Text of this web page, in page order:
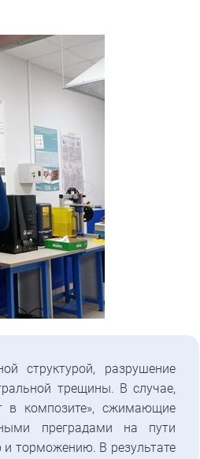
структурой, разрушение
трещины. В случае,
в композите», сжимающие
преградами на пути
и торможению. В результате